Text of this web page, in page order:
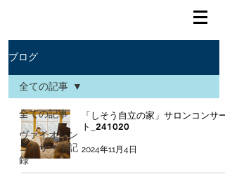
ブログ
全ての記事
ヴァイオリン
コンサート記
録
全ての記事
「しそう自立の家」サロンコンサー
ト_241020
2024年11月4日